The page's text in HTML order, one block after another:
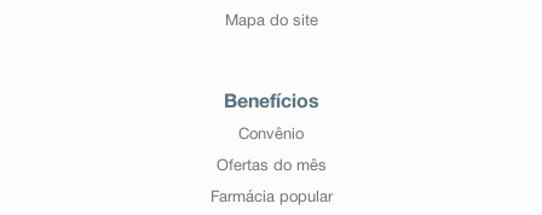
Mapa do site
Benefícios
Convênio
Ofertas do mês
Farmácia popular